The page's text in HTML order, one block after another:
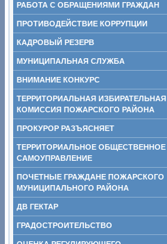
РАБОТА С ОБРАЩЕНИЯМИ ГРАЖДАН
ПРОТИВОДЕЙСТВИЕ КОРРУПЦИИ
КАДРОВЫЙ РЕЗЕРВ
МУНИЦИПАЛЬНАЯ СЛУЖБА
ВНИМАНИЕ КОНКУРС
ТЕРРИТОРИАЛЬНАЯ ИЗБИРАТЕЛЬНАЯ
КОМИССИЯ ПОЖАРСКОГО РАЙОНА
ПРОКУРОР РАЗЪЯСНЯЕТ
ТЕРРИТОРИАЛЬНОЕ ОБЩЕСТВЕННОЕ
САМОУПРАВЛЕНИЕ
ПОЧЕТНЫЕ ГРАЖДАНЕ ПОЖАРСКОГО
МУНИЦИПАЛЬНОГО РАЙОНА
ДВ ГЕКТАР
ГРАДОСТРОИТЕЛЬСТВО